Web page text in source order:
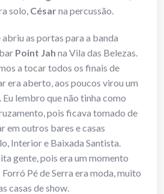
solo, Césarna percussão.
as portas para a banda
Point Jah na Vila das Belezas.
a tocar todos os finais de
era aberto, aos poucos virou um
lembro que não tinha como
pois ficava tomado de
em outros bares e casas
Interior e Baixada Santista.
gente, pois era um momento
Forró Pé de Serra era moda, muito
casas de show.